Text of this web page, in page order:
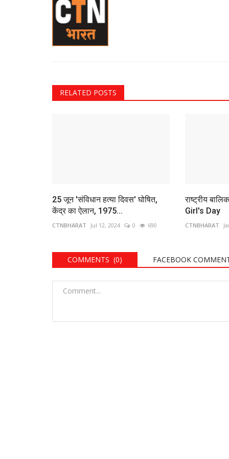
RELATED POSTS
25 जून 'संविधान हत्या दिवस' घोषित,
केंद्र का ऐलान, 1975...
CTNBHARAT Jul 12, 2024 0 690
राष्ट्रीय
Girl's Day
CTNBHARAT
COMMENTS (0) FACEBOOK